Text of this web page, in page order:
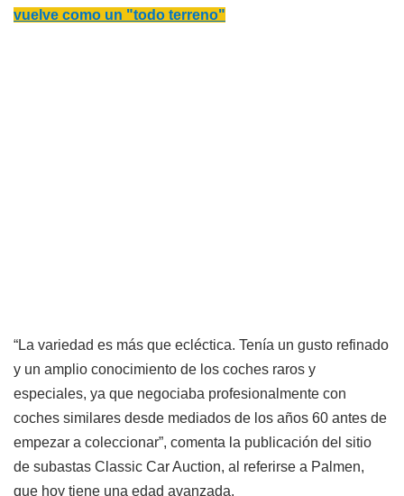
vuelve como un "todo terreno"
“La variedad es más que ecléctica. Tenía un gusto refinado
y un amplio conocimiento de los coches raros y
especiales, ya que negociaba profesionalmente con
coches similares desde mediados de los años 60 antes de
empezar a coleccionar”, comenta la publicación del sitio
de subastas Classic Car Auction, al referirse a Palmen,
que hoy tiene una edad avanzada.